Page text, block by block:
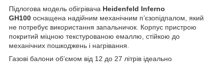
Підлогова модель обігрівача Heidenfeld Inferno
GH100 оснащена надійним механічним п’єзопідпалом, який
не потребує використання запальничок. Корпус пристрою
покритий міцною текстурованою емаллю, стійкою до
механічних пошкоджень і нагрівання.
Газові балони об’ємом від 12 до 27 літрів ідеально